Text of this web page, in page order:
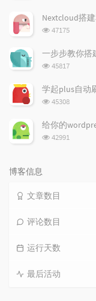
次
Nextcloud搭
浏
次
数:
47175
一步步教你搭
浏
次
数:
45817
学起plus自动
浏
次
数:
45308
给你的
浏
42991
博客信息
文章数目
评论数目
运行天数
最后活动